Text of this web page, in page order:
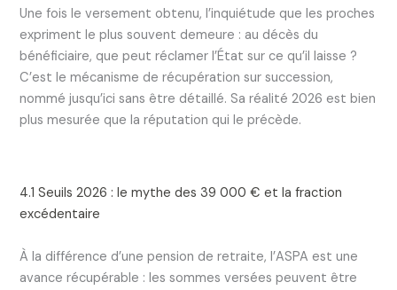
Une fois le versement obtenu, l’inquiétude que les proches
expriment le plus souvent demeure : au décès du
bénéficiaire, que peut réclamer l’État sur ce qu’il laisse ?
C’est le mécanisme de récupération sur succession,
nommé jusqu’ici sans être détaillé. Sa réalité 2026 est bien
plus mesurée que la réputation qui le précède.
4.1 Seuils 2026 : le mythe des 39 000 € et la fraction
excédentaire
À la différence d’une pension de retraite, l’ASPA est une
avance récupérable : les sommes versées peuvent être